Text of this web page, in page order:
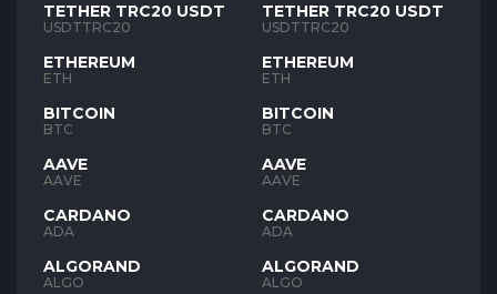
TETHER TRC20 USDT
USDTTRC20
ETHEREUM
ETH
BITCOIN
BTC
AAVE
AAVE
CARDANO
ADA
ALGORAND
ALGO
TETHER TRC20 USDT
USDTTRC20
ETHEREUM
ETH
BITCOIN
BTC
AAVE
AAVE
CARDANO
ADA
ALGORAND
ALGO